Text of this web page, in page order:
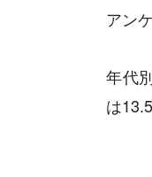
アン
年代
は